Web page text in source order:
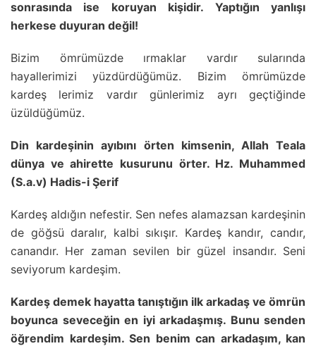
sonrasında ise koruyan kişidir. Yaptığın yanlışı
herkese duyuran değil!
Bizim ömrümüzde ırmaklar vardır sularında
hayallerimizi yüzdürdüğümüz. Bizim ömrümüzde
kardeş lerimiz vardır günlerimiz ayrı geçtiğinde
üzüldüğümüz.
Din kardeşinin ayıbını örten kimsenin, Allah Teala
dünya ve ahirette kusurunu örter. Hz. Muhammed
(S.a.v) Hadis-i Şerif
Kardeş aldığın nefestir. Sen nefes alamazsan kardeşinin
de göğsü daralır, kalbi sıkışır. Kardeş kandır, candır,
canandır. Her zaman sevilen bir güzel insandır. Seni
seviyorum kardeşim.
Kardeş demek hayatta tanıştığın ilk arkadaş ve ömrün
boyunca seveceğin en iyi arkadaşmış. Bunu senden
öğrendim kardeşim. Sen benim can arkadaşım, kan